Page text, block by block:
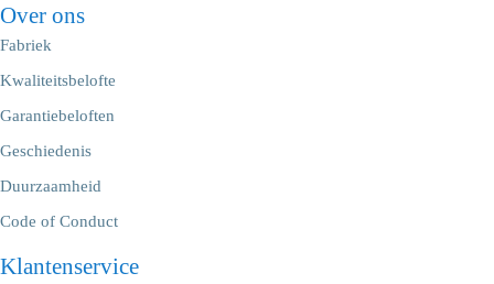
Over ons
Fabriek
Kwaliteitsbelofte
Garantiebeloften
Geschiedenis
Duurzaamheid
Code of Conduct
Klantenservice